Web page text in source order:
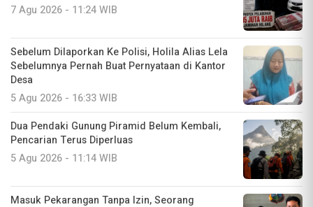
7 Agu 2026 - 11:24 WIB
Sebelum Dilaporkan Ke Polisi, Holila Alias Lela
Sebelumnya Pernah Buat Pernyataan di Kantor
Desa
5 Agu 2026 - 16:33 WIB
Dua Pendaki Gunung Piramid Belum Kembali,
Pencarian Terus Diperluas
5 Agu 2026 - 11:14 WIB
Masuk Pekarangan Tanpa Izin, Seorang